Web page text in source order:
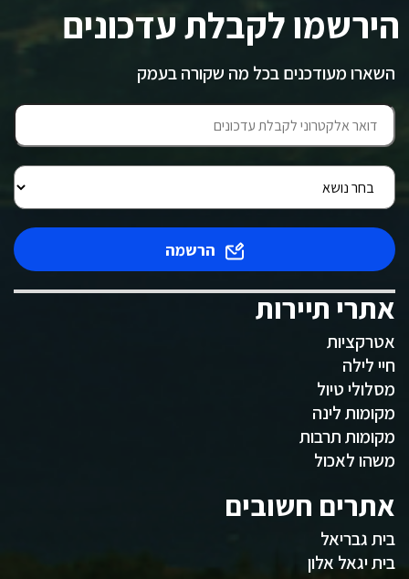
הירשמו לקבלת עדכונים
השארו מעודכנים בכל מה שקורה בעמק
הרשמה
אתרי תיירות
אטרקציות
חיי לילה
מסלולי טיול
מקומות לינה
מקומות תרבות
משהו לאכול
אתרים חשובים
בית גבריאל
בית יגאל אלון